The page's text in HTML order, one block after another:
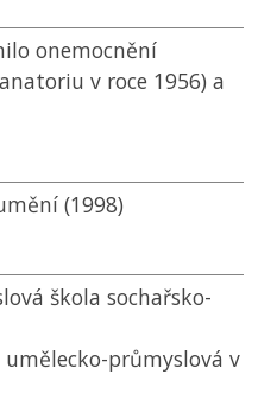
onemocnění
v roce 1956) a
(1998)
škola sochařsko-
umělecko-průmyslová v